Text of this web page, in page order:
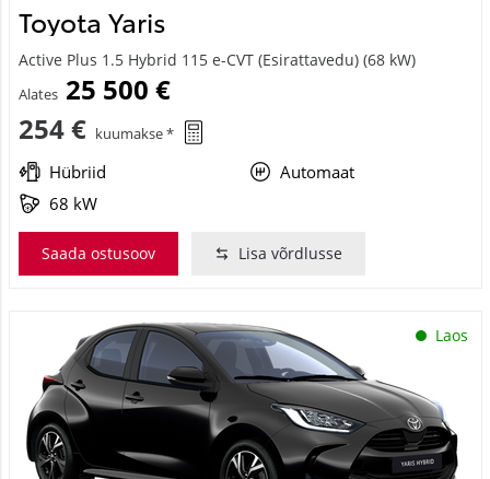
Toyota Yaris
Active Plus 1.5 Hybrid 115 e-CVT (Esirattavedu) (68 kW)
Alates 25 500 €
254 € kuumakse *
Hübriid
Automaat
68 kW
Saada ostusoov Lisa võrdlusse
Laos